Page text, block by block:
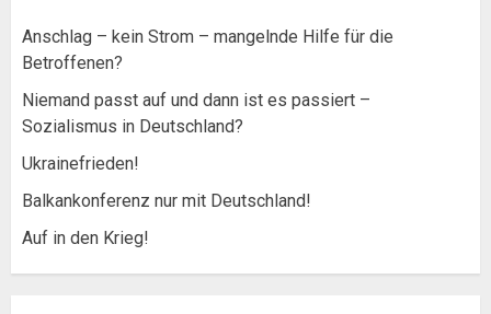
Anschlag – kein Strom – mangelnde Hilfe für die
Betroffenen?
Niemand passt auf und dann ist es passiert –
Sozialismus in Deutschland?
Ukrainefrieden!
Balkankonferenz nur mit Deutschland!
Auf in den Krieg!